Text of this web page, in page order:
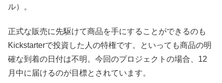
ル）。
正式な販売に先駆けて商品を手にすることができるのも
Kickstarterで投資した人の特権です。といっても商品の明
確な到着の日付は不明。今回のプロジェクトの場合、12
月中に届けるのが目標とされています。